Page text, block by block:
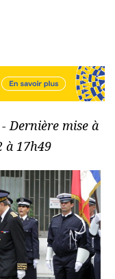
Dernière mise à
à 17h49